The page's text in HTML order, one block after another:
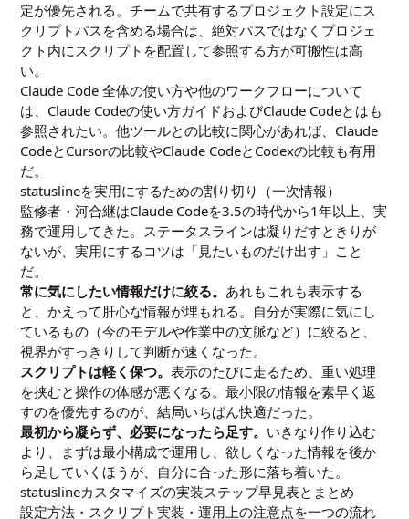
定が優先される。チームで共有するプロジェクト設定にス
クリプトパスを含める場合は、絶対パスではなくプロジェ
クト内にスクリプトを配置して参照する方が可搬性は高
い。
Claude Code 全体の使い方や他のワークフローについて
は、 Claude Codeの使い方ガイドおよびClaude Codeとはも
参照されたい。他ツールとの比較に関心があれば、 Claude
CodeとCursorの比較やClaude CodeとCodexの比較も有用
だ。
statuslineを実用にするための割り切り（一次情報）
監修者・河合継はClaude Codeを3.5の時代から1年以上、実
務で運用してきた。ステータスラインは凝りだすときりが
ないが、実用にするコツは「見たいものだけ出す」こと
だ。
常に気にしたい情報だけに絞る。 あれもこれも表示する
と、かえって肝心な情報が埋もれる。自分が実際に気にし
ているもの（今のモデルや作業中の文脈など）に絞ると、
視界がすっきりして判断が速くなった。
スクリプトは軽く保つ。表示のたびに走るため、重い処理
を挟むと操作の体感が悪くなる。最小限の情報を素早く返
すのを優先するのが、結局いちばん快適だった。
最初から凝らず、必要になったら足す。 いきなり作り込む
より、まずは最小構成で運用し、欲しくなった情報を後か
ら足していくほうが、自分に合った形に落ち着いた。
statuslineカスタマイズの実装ステップ早見表とまとめ
設定方法・スクリプト実装・運用上の注意点を一つの流れ